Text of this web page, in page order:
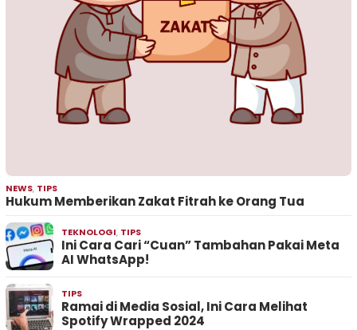
NEWS, TIPS
Hukum Memberikan Zakat Fitrah ke Orang Tua
TEKNOLOGI, TIPS
Ini Cara Cari “Cuan” Tambahan Pakai Meta
AI WhatsApp!
TIPS
Ramai di Media Sosial, Ini Cara Melihat
Spotify Wrapped 2024